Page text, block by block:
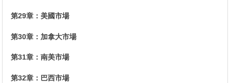
第29章：美國市場
第30章：加拿大市場
第31章：南美市場
第32章：巴西市場